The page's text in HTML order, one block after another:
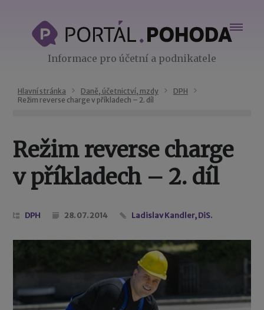
Informace pro účetní a podnikatele
Hlavní stránka Daně, účetnictví, mzdy
DPH
Režim reverse charge v příkladech – 2. díl
Režim reverse charge
v příkladech – 2. díl
DPH 28. 07. 2014 Ladislav Kandler, DiS.